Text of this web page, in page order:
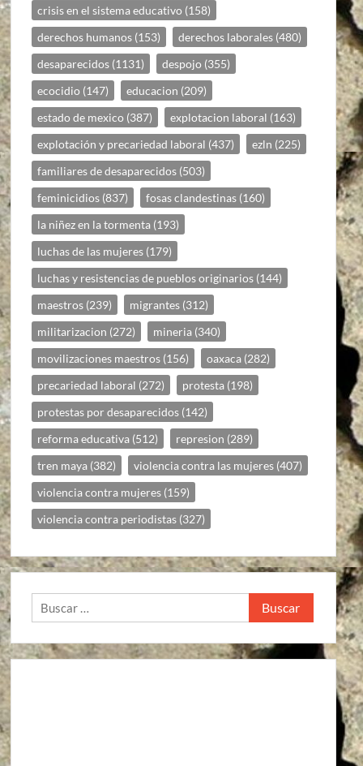
crisis en el sistema educativo (158)
derechos humanos (153) derechos laborales (480)
desaparecidos (1131) despojo (355)
ecocidio (147) educacion (209)
estado de mexico (387) explotacion laboral (163)
explotación y precariedad laboral (437) ezln (225)
familiares de desaparecidos (503)
feminicidios (837) fosas clandestinas (160)
la niñez en la tormenta (193)
luchas de las mujeres (179)
luchas y resistencias de pueblos originarios (144)
maestros (239) migrantes (312)
militarizacion (272) mineria (340)
movilizaciones maestros (156) oaxaca (282)
precariedad laboral (272) protesta (198)
protestas por desaparecidos (142)
reforma educativa (512) represion (289)
tren maya (382) violencia contra las mujeres (407)
violencia contra mujeres (159)
violencia contra periodistas (327)
Buscar: